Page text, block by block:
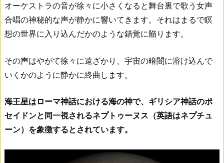
オーケストラの音が徐々に小さくなると舞台裏で歌う女声
合唱の神秘的な声が静かに響いてきます。それはまるで瞑
想の世界に入り込んだかのような錯覚に陥ります。
その声はやがて徐々に遠ざかり、宇宙の暗闇に溶け込んで
いくかのように静かに終曲します。
海王星はローマ神話における海の神で、ギリシア神話のポ
セイドンと同一視されるネプトゥーヌス（英語はネプチュ
ーン）を象徴するとされています。